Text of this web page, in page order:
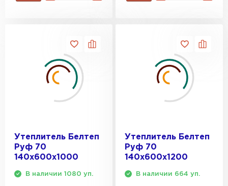
Утеплитель Белтеп
Руф 70
140х600х1000
В наличии 1080 уп.
Утеплитель Белтеп
Руф 70
140х600х1200
В наличии 664 уп.